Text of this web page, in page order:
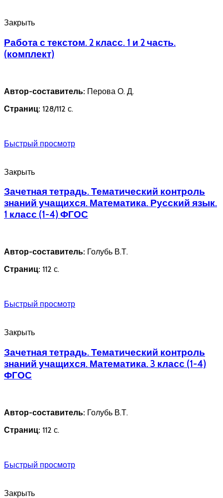
Закрыть
Работа с текстом. 2 класс. 1 и 2 часть.
(комплект)
Автор-составитель: Перова О. Д.
Страниц: 128/112 с.
Быстрый просмотр
Закрыть
Зачетная тетрадь. Тематический контроль
знаний учащихся. Математика. Русский язык.
1 класс (1-4) ФГОС
Автор-составитель: Голубь В.Т.
Страниц: 112 с.
Быстрый просмотр
Закрыть
Зачетная тетрадь. Тематический контроль
знаний учащихся. Математика. 3 класс (1-4)
ФГОС
Автор-составитель: Голубь В.Т.
Страниц: 112 с.
Быстрый просмотр
Закрыть